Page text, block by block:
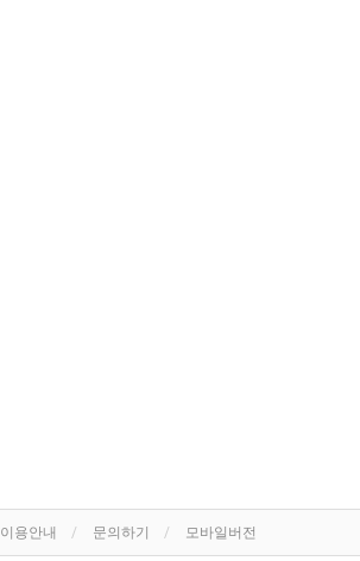
이용안내 문의하기 모바일버전